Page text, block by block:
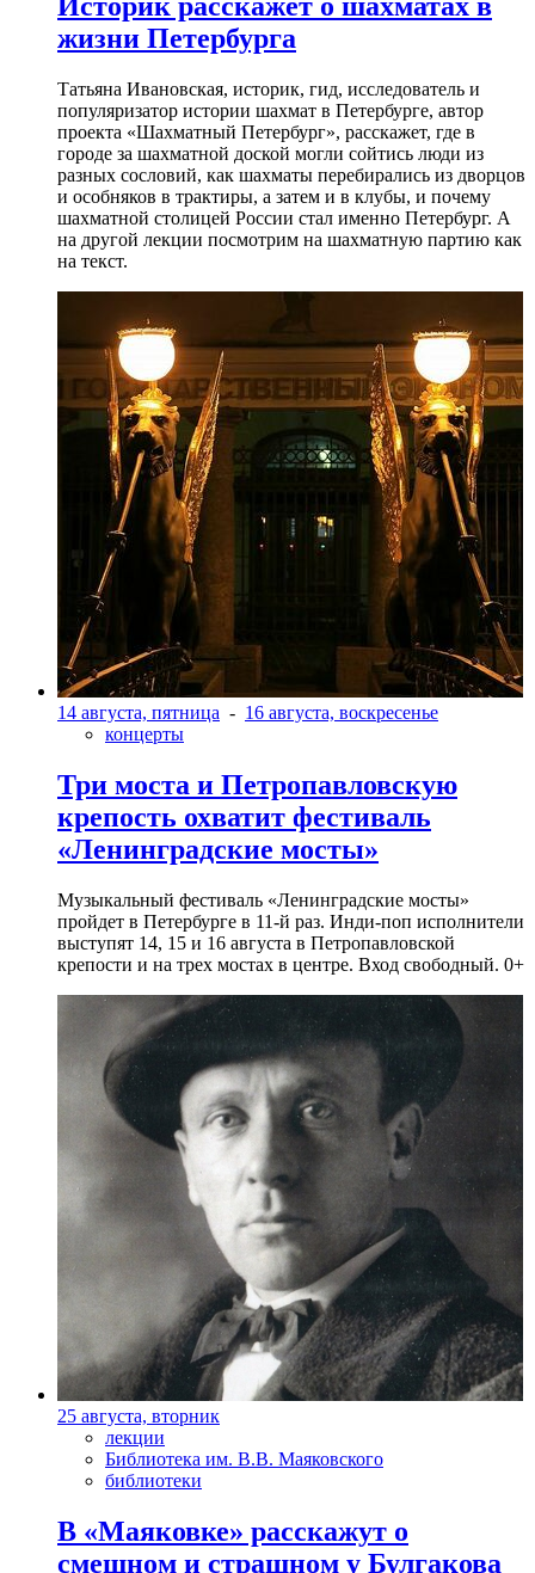
жизни Петербурга
Татьяна Ивановская, историк, гид, исследователь и
популяризатор истории шахмат в Петербурге, автор
проекта «Шахматный Петербург», расскажет, где в
городе за шахматной доской могли сойтись люди из
разных сословий, как шахматы перебирались из дворцов
и особняков в трактиры, а затем и в клубы, и почему
шахматной столицей России стал именно Петербург. А
на другой лекции посмотрим на шахматную партию как
на текст.
14 августа, пятница - 16 августа, воскресенье
концерты
Три моста и Петропавловскую
крепость охватит фестиваль
«Ленинградские мосты»
Музыкальный фестиваль «Ленинградские мосты»
пройдет в Петербурге в 11-й раз. Инди-поп исполнители
выступят 14, 15 и 16 августа в Петропавловской
крепости и на трех мостах в центре. Вход свободный. 0+
25 августа, вторник
лекции
Библиотека им. В.В. Маяковского
библиотеки
В «Маяковке» расскажут о
смешном и страшном у Булгакова